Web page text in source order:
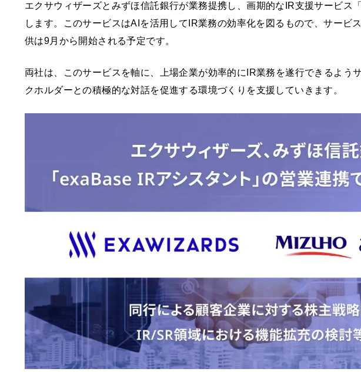
エクサウィザーズとみずほ信託銀行が業務提携し、画期的なIR支援サービス
します。このサービスはAIを活用してIR業務の効率化を図るもので、サービ
供は9月から開始される予定です。
両社は、このサービスを軸に、上場企業が効率的にIR業務を遂行できるよう
クホルダーとの積極的な対話を促進する環境づくりを支援していきます。